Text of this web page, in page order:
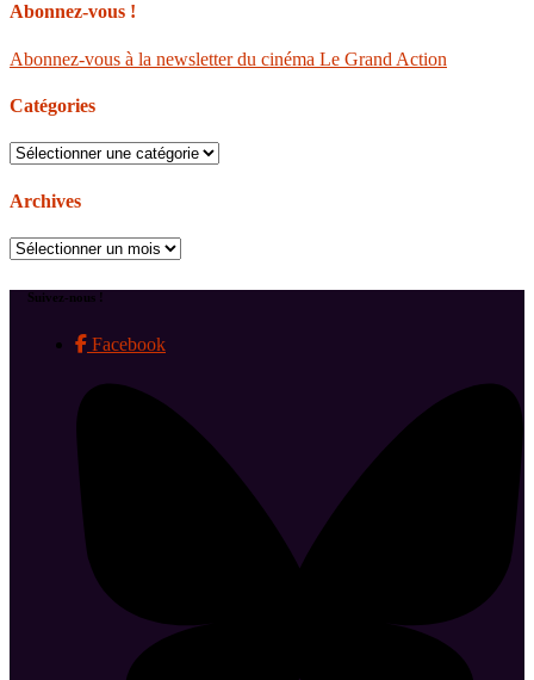
Abonnez-vous !
Abonnez-vous à la newsletter du cinéma Le Grand Action
Catégories
Catégories
Archives
Archives
Suivez-nous !
Facebook